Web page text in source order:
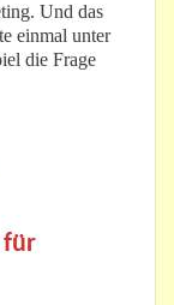
Und das
einmal unter
die Frage
für